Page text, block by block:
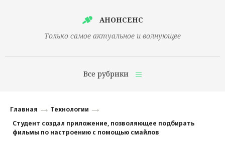
АНОНСЕНС
Только самое актуальное и волнующее
Все рубрики
Финансы
Главная
Технологии
Студент создал приложение, позволяющее подбирать
фильмы по настроению с помощью смайлов